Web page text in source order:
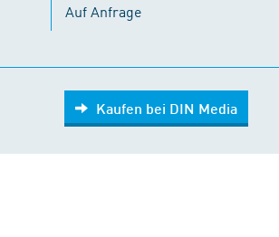
Auf Anfrage
Kaufen bei DIN Media